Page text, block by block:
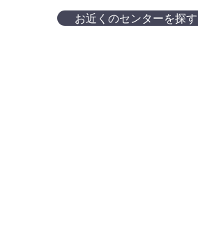
お近くのセンターを探す